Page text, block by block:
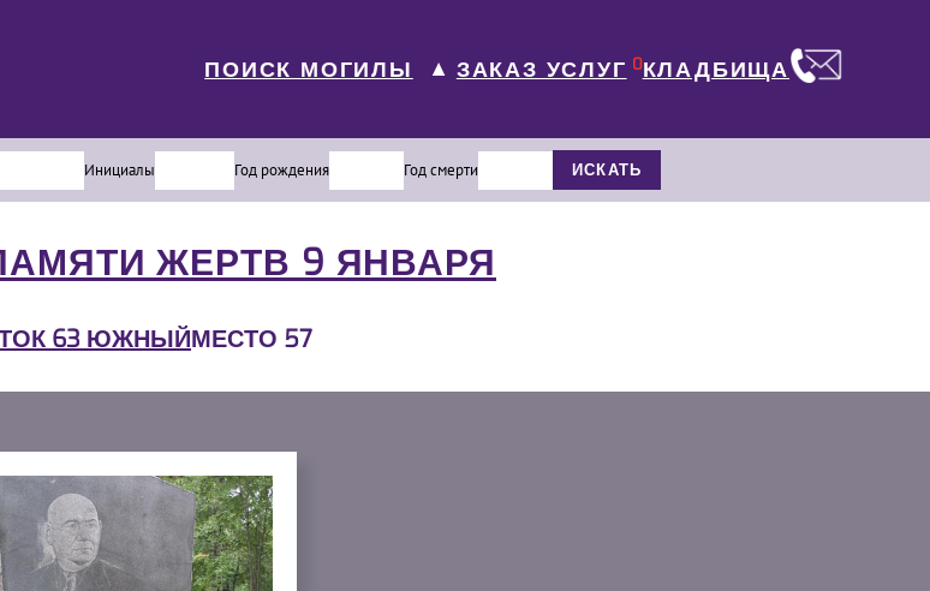
ПОИСК МОГИЛЫ ▼ ЗАКАЗ УСЛУГ 0КЛАДБИЩА
Инициалы Год рождения Год смерти ИСКАТЬ
ЖЕРТВ 9 ЯНВАРЯ
63 ЮЖНЫЙМЕСТО 57